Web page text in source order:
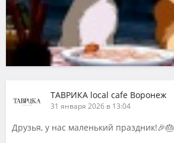
ТАВРИКА local cafe Воронеж
31 января 2026 в 13:04
Друзья, у нас маленький праздник!🎉🎂